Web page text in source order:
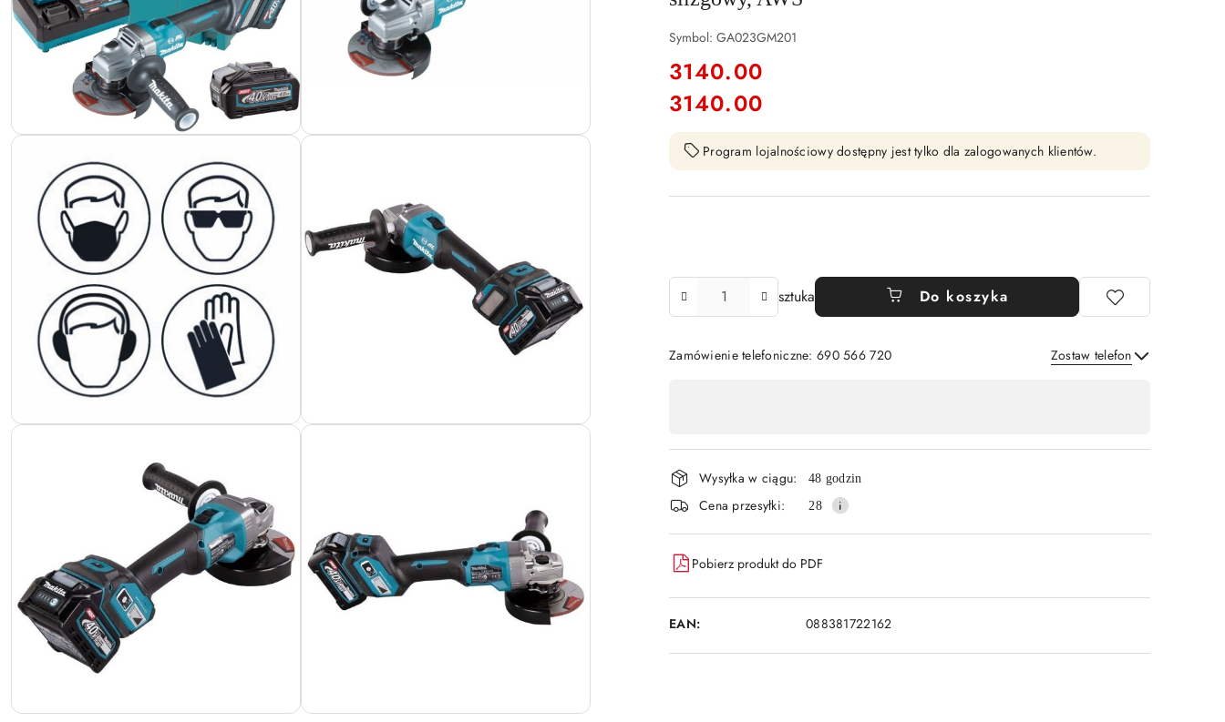
Symbol: GA023GM201
cena:
3140.00
Cena:
3140.00
Program lojalnościowy dostępny jest tylko dla zalogowanych klientów.
sztuka Do koszyka
Zamówienie telefoniczne: 690 566 720 Zostaw telefon
płatność
i
dostawa
Wysyłka w ciągu: 48 godzin
Cena przesyłki: 28
Pobierz produkt do PDF
EAN: 088381722162